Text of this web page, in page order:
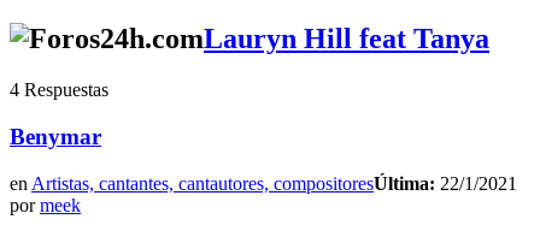
Lauryn Hill feat Tanya
4 Respuestas
Benymar
en Artistas, cantantes, cantautores, compositoresÚltima: 22/1/2021
pormeek